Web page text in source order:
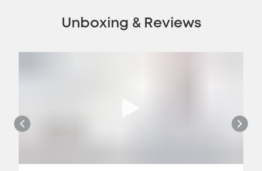
Unboxing & Reviews